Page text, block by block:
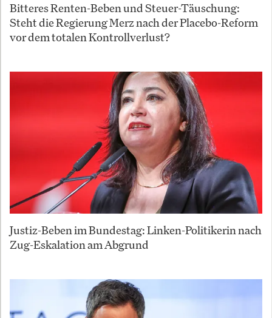
Bitteres Renten-Beben und Steuer-Täuschung:
Steht die Regierung Merz nach der Placebo-Reform
vor dem totalen Kontrollverlust?
Justiz-Beben im Bundestag: Linken-Politikerin nach
Zug-Eskalation am Abgrund